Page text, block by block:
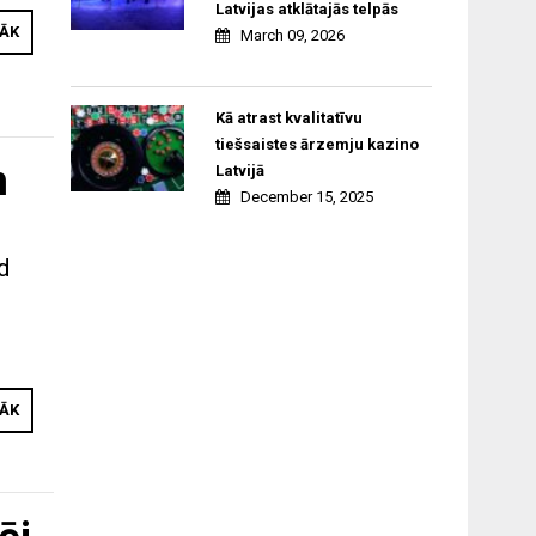
Latvijas atklātajās telpās
March 09, 2026
Kā atrast kvalitatīvu
tiešsaistes ārzemju kazino
Latvijā
December 15, 2025